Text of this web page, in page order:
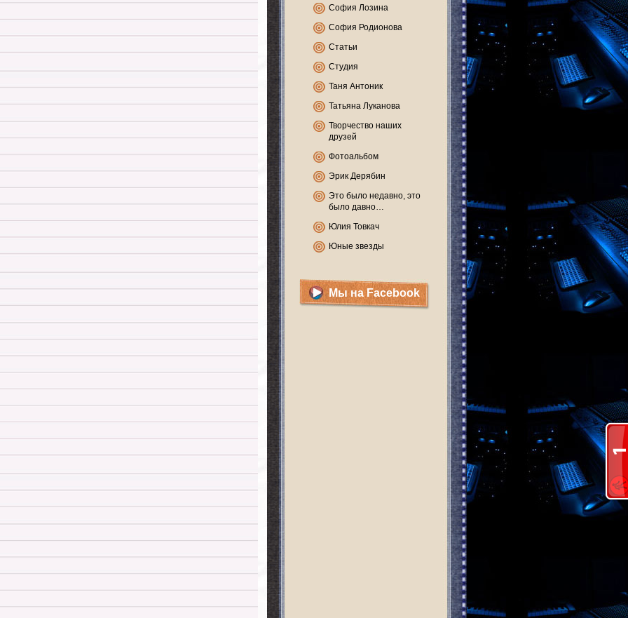
София Лозина
София Родионова
Статьи
Студия
Таня Антоник
Татьяна Луканова
Творчество наших
друзей
Фотоальбом
Эрик Дерябин
Это было недавно, это
было давно…
Юлия Товкач
Юные звезды
Мы на Facebook